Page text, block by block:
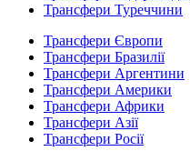
Трансфери Туреччини
Трансфери Європи
Трансфери Бразилії
Трансфери Аргентини
Трансфери Америки
Трансфери Африки
Трансфери Азії
Трансфери Росії